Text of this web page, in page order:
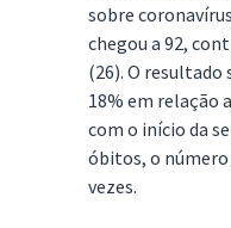
sobre
chegou a 92,
(26). O
18% em relação
com o início da
óbitos, o
vezes.